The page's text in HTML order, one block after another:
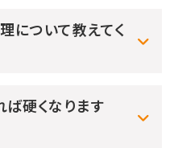
について教えてく
硬くなります